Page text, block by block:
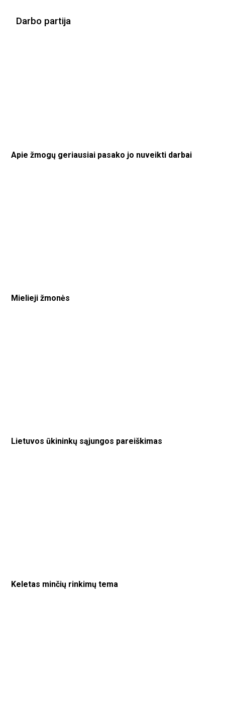
Darbo partija
Apie žmogų geriausiai pasako jo nuveikti darbai
Mielieji žmonės
Lietuvos ūkininkų sąjungos pareiškimas
Keletas minčių rinkimų tema